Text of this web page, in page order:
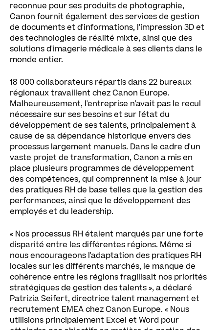
reconnue pour ses produits de photographie,
Canon fournit également des services de gestion
de documents et d'informations, l'impression 3D et
des technologies de réalité mixte, ainsi que des
solutions d'imagerie médicale à ses clients dans le
monde entier.
18 000 collaborateurs répartis dans 22 bureaux
régionaux travaillent chez Canon Europe.
Malheureusement, l'entreprise n'avait pas le recul
nécessaire sur ses besoins et sur l'état du
développement de ses talents, principalement à
cause de sa dépendance historique envers des
processus largement manuels. Dans le cadre d'un
vaste projet de transformation, Canon a mis en
place plusieurs programmes de développement
des compétences, qui comprennent la mise à jour
des pratiques RH de base telles que la gestion des
performances, ainsi que le développement des
employés et du leadership.
« Nos processus RH étaient marqués par une forte
disparité entre les différentes régions. Même si
nous encourageons l'adaptation des pratiques RH
locales sur les différents marchés, le manque de
cohérence entre les régions fragilisait nos priorités
stratégiques de gestion des talents », a déclaré
Patrizia Seifert, directrice talent management et
recrutement EMEA chez Canon Europe. « Nous
utilisions principalement Excel et Word pour